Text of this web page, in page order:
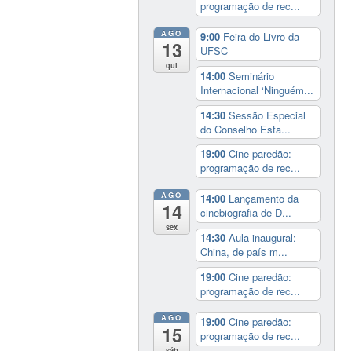
programação de rec...
AGO
13
qui
9:00 Feira do Livro da
UFSC
14:00Seminário
Internacional ‘Ninguém...
14:30Sessão Especial
do Conselho Esta...
19:00Cine paredão:
programação de rec...
AGO
14
sex
14:00 Lançamento da
cinebiografia de D...
14:30Aula inaugural:
China, de país m...
19:00Cine paredão:
programação de rec...
AGO
15
19:00Cine paredão:
programação de rec...